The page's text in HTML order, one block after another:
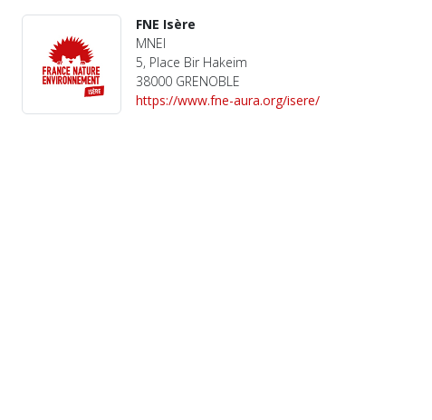
FNE Isère
MNEI
5, Place Bir Hakeim
38000 GRENOBLE
https://www.fne-aura.org/isere/